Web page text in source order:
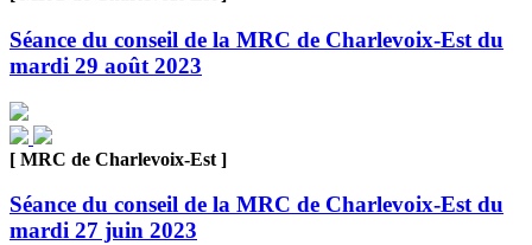
Séance du conseil de la MRC de Charlevoix-Est du
mardi 29 août 2023
[ MRC de Charlevoix-Est ]
Séance du conseil de la MRC de Charlevoix-Est du
mardi 27 juin 2023